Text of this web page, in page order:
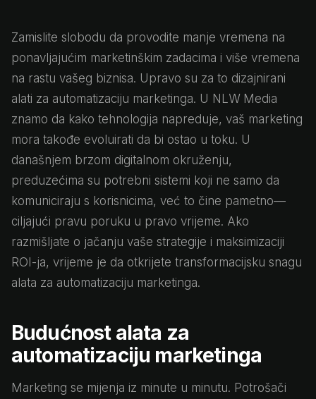
Zamislite slobodu da provodite manje vremena na
ponavljajućim marketinškim zadacima i više vremena
na rastu vašeg biznisa. Upravo su za to dizajnirani
alati za automatizaciju marketinga. U NLW Media
znamo da kako tehnologija napreduje, vaš marketing
mora takođe evoluirati da bi ostao u toku. U
današnjem brzom digitalnom okruženju,
preduzećima su potrebni sistemi koji ne samo da
komuniciraju s korisnicima, već to čine pametno—
ciljajući pravu poruku u pravo vrijeme. Ako
razmišljate o jačanju vaše strategije i maksimizaciji
ROI-ja, vrijeme je da otkrijete transformacijsku snagu
alata za automatizaciju marketinga.
Budućnost alata za
automatizaciju marketinga
Marketing se mijenja iz minute u minutu. Potrošači